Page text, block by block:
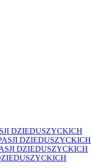
DZIEDUSZYCKICH
DZIEDUSZYCKICH
DZIEDUSZYCKICH